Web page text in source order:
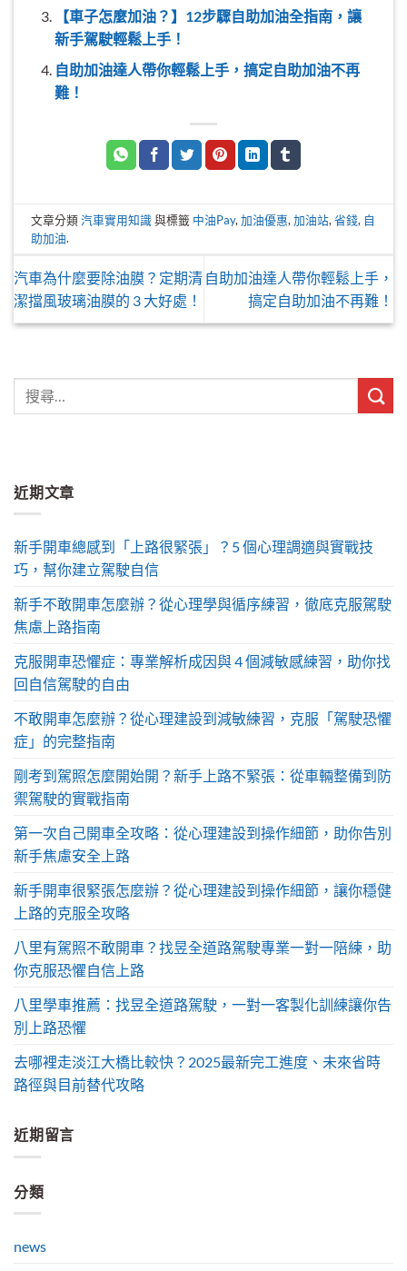
【車子怎麼加油？】12步驟自助加油全指南，讓
新手駕駛輕鬆上手！
自助加油達人帶你輕鬆上手，搞定自助加油不再
難！
文章分類汽車實用知識 與標籤 中油Pay,加油優惠,加油站,省錢, 自
助加油.
汽車為什麼要除油膜？定期清
潔擋風玻璃油膜的 3 大好處！
自助加油達人帶你輕鬆上手，
搞定自助加油不再難！
近期文章
新手開車總感到「上路很緊張」？5 個心理調適與實戰技
巧，幫你建立駕駛自信
新手不敢開車怎麼辦？從心理學與循序練習，徹底克服駕駛
焦慮上路指南
克服開車恐懼症：專業解析成因與 4 個減敏感練習，助你找
回自信駕駛的自由
不敢開車怎麼辦？從心理建設到減敏練習，克服「駕駛恐懼
症」的完整指南
剛考到駕照怎麼開始開？新手上路不緊張：從車輛整備到防
禦駕駛的實戰指南
第一次自己開車全攻略：從心理建設到操作細節，助你告別
新手焦慮安全上路
新手開車很緊張怎麼辦？從心理建設到操作細節，讓你穩健
上路的克服全攻略
八里有駕照不敢開車？找昱全道路駕駛專業一對一陪練，助
你克服恐懼自信上路
八里學車推薦：找昱全道路駕駛，一對一客製化訓練讓你告
別上路恐懼
去哪裡走淡江大橋比較快？2025最新完工進度、未來省時
路徑與目前替代攻略
近期留言
分類
news